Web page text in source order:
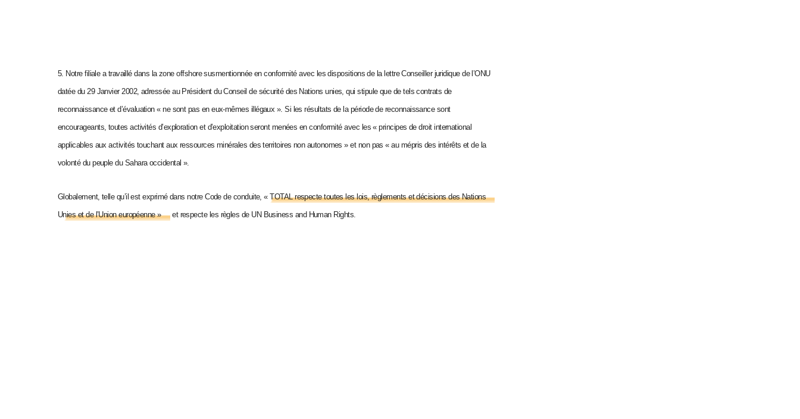
5. Notre filiale a travaillé dans la zone offshore susmentionnée en conformité avec les dispositions de la lettre Conseiller juridique de l’ONU
datée du 29 Janvier 2002, adressée au Président du Conseil de sécurité des Nations unies, qui stipule que de tels contrats de
reconnaissance et d’évaluation « ne sont pas en eux-mêmes illégaux ». Si les résultats de la période de reconnaissance sont
encourageants, toutes activités d’exploration et d’exploitation seront menées en conformité avec les « principes de droit international
applicables aux activités touchant aux ressources minérales des territoires non autonomes » et non pas « au mépris des intérêts et de la
volonté du peuple du Sahara occidental ».
Globalement, telle qu’il est exprimé dans notre Code de conduite,« TOTAL respecte toutes les lois, règlements et décisions des Nations
Unies et de l’Union européenne »
et respecte les règles de UN Business and Human Rights.